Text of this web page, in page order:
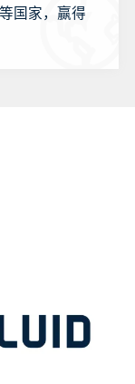
国家，赢得